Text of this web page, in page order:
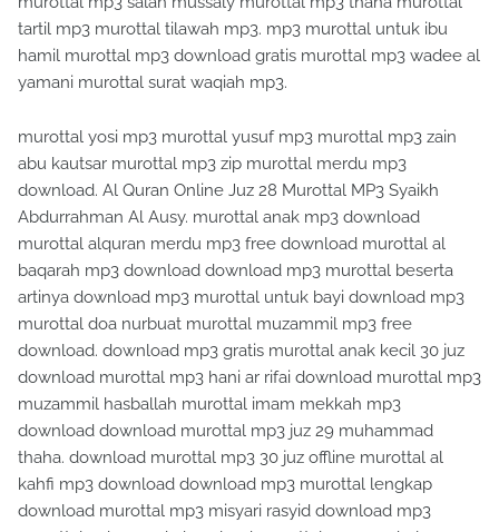
tartil mp3 murottal tilawah mp3. mp3 murottal untuk ibu
hamil murottal mp3 download gratis murottal mp3 wadee al
yamani murottal surat waqiah mp3.
murottal yosi mp3 murottal yusuf mp3 murottal mp3 zain
abu kautsar murottal mp3 zip murottal merdu mp3
download. Al Quran Online Juz 28 Murottal MP3 Syaikh
Abdurrahman Al Ausy. murottal anak mp3 download
murottal alquran merdu mp3 free download murottal al
baqarah mp3 download download mp3 murottal beserta
artinya download mp3 murottal untuk bayi download mp3
murottal doa nurbuat murottal muzammil mp3 free
download. download mp3 gratis murottal anak kecil 30 juz
download murottal mp3 hani ar rifai download murottal mp3
muzammil hasballah murottal imam mekkah mp3
download download murottal mp3 juz 29 muhammad
thaha. download murottal mp3 30 juz offline murottal al
kahfi mp3 download download mp3 murottal lengkap
download murottal mp3 misyari rasyid download mp3